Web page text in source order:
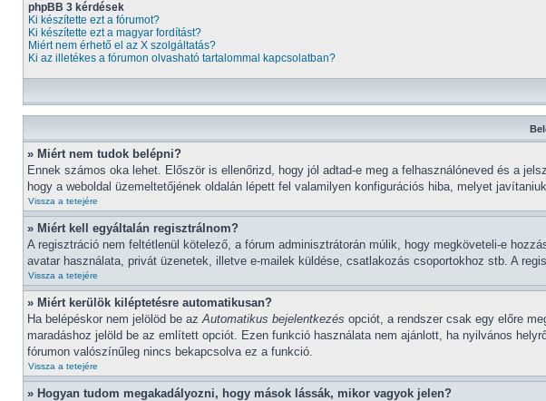
phpBB 3 kérdések
Ki készítette ezt a fórumot?
Ki készítette ezt a magyar fordítást?
Miért nem érhető el az X szolgáltatás?
Ki az illetékes a fórumon olvasható tartalommal kapcsolatban?
» Miért nem tudok belépni?
Ennek számos oka lehet. Először is ellenőrizd, hogy jól adtad-e meg a felhasználóneved és a
hogy a weboldal üzemeltetőjének oldalán lépett fel valamilyen konfigurációs hiba, melyet
Vissza a tetejére
» Miért kell egyáltalán regisztrálnom?
A regisztráció nem feltétlenül kötelező, a fórum adminisztrátorán múlik, hogy megköveteli-e
avatar használata, privát üzenetek, illetve e-mailek küldése, csatlakozás csoportokhoz stb. A
Vissza a tetejére
» Miért kerülök kiléptetésre automatikusan?
Ha belépéskor nem jelölöd be azAutomatikus bejelentkezés opciót, a rendszer csak egy előre
maradáshoz jelöld be az említett opciót. Ezen funkció használata nem ajánlott, ha nyilvános
fórumon valószínűleg nincs bekapcsolva ez a funkció.
Vissza a tetejére
» Hogyan tudom megakadályozni, hogy mások lássák, mikor vagyok jelen?